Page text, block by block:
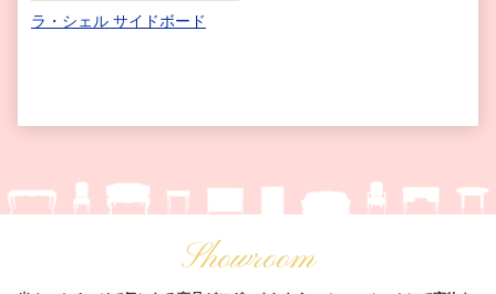
ラ・シェル サイドボード
Showroom